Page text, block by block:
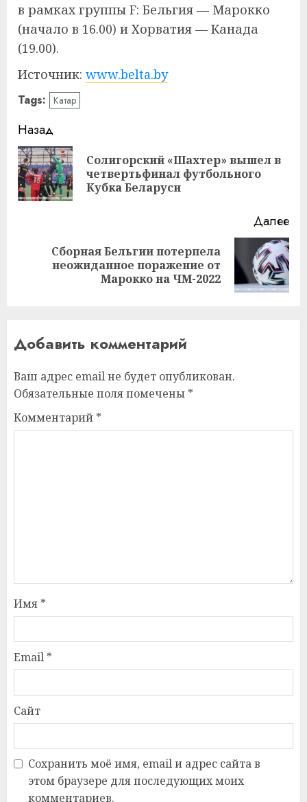
в рамках группы F: Бельгия — Марокко
(начало в 16.00) и Хорватия — Канада
(19.00).
Источник: www.belta.by
Tags: Катар
Навигация
записи
Назад
Солигорский «Шахтер» вышел в
четвертьфинал футбольного
Кубка Беларуси
Далее
Следующая
Сборная Бельгии потерпела
неожиданное поражение от
Марокко на ЧМ-2022
Добавить комментарий
Ваш адрес email не будет опубликован.
Обязательные поля помечены *
Комментарий *
Имя *
Email *
Сайт
Сохранить моё имя, email и адрес сайта в
этом браузере для последующих моих
комментариев.